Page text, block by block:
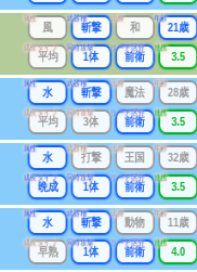
属性
風
武器種
斬撃
出身
和
年齢
21歳
成長タイプ
平均
同時攻撃
1体
リーチ区分
前衛
連携
3.5
属性
水
武器種
斬撃
出身
魔法
年齢
28歳
成長タイプ
平均
同時攻撃
3体
リーチ区分
前衛
連携
3.5
属性
水
武器種
打撃
出身
王国
年齢
32歳
成長タイプ
晩成
同時攻撃
1体
リーチ区分
前衛
連携
3.5
属性
水
武器種
斬撃
出身
動物
年齢
11歳
成長タイプ
早熟
同時攻撃
1体
リーチ区分
前衛
連携
4.0